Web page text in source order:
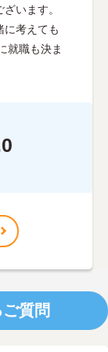
います。
に考えても
就職も決ま
質問